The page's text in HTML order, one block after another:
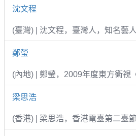
沈文程
(臺灣) | 沈文程，臺灣人，知名藝
鄭瑩
(內地) | 鄭瑩，2009年度東方衛視
梁思浩
(香港) | 梁思浩，香港電臺第二臺